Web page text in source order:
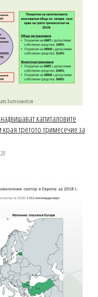
капиталовите
третото тримесечие за